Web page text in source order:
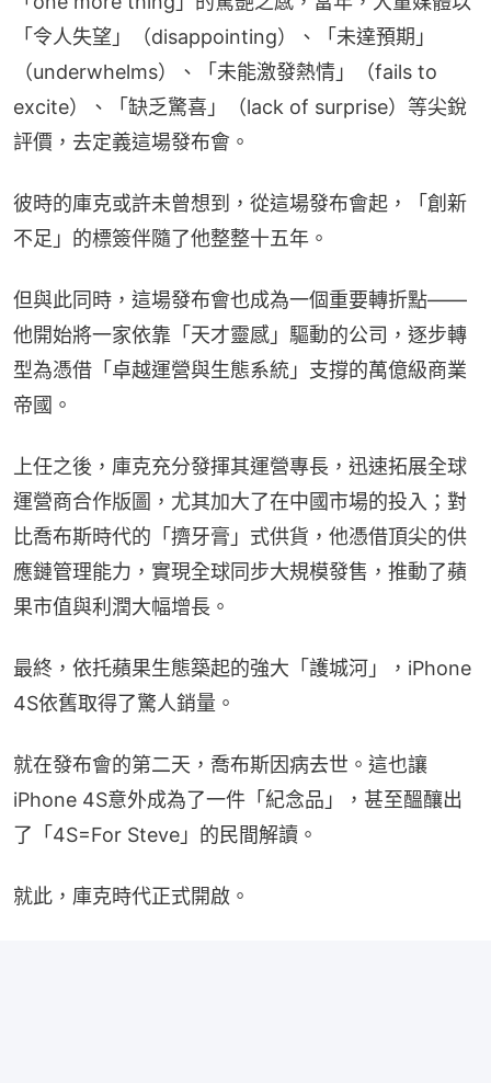
「令人失望」（disappointing）、「未達預期」
（underwhelms）、「未能激發熱情」（fails to
excite）、「缺乏驚喜」（lack of surprise）等尖銳
評價，去定義這場發布會。
彼時的庫克或許未曾想到，從這場發布會起，「創新
不足」的標簽伴隨了他整整十五年。
但與此同時，這場發布會也成為一個重要轉折點——
他開始將一家依靠「天才靈感」驅動的公司，逐步轉
型為憑借「卓越運營與生態系統」支撐的萬億級商業
帝國。
上任之後，庫克充分發揮其運營專長，迅速拓展全球
運營商合作版圖，尤其加大了在中國市場的投入；對
比喬布斯時代的「擠牙膏」式供貨，他憑借頂尖的供
應鏈管理能力，實現全球同步大規模發售，推動了蘋
果市值與利潤大幅增長。
最終，依托蘋果生態築起的強大「護城河」，iPhone
4S依舊取得了驚人銷量。
就在發布會的第二天，喬布斯因病去世。這也讓
iPhone 4S意外成為了一件「紀念品」，甚至醞釀出
了「4S=For Steve」的民間解讀。
就此，庫克時代正式開啟。